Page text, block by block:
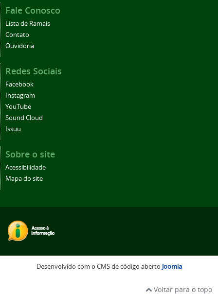
Fale Conosco
Lista de Ramais
Contato
Ouvidoria
Redes Sociais
Facebook
Instagram
YouTube
Sound Cloud
Issuu
Sobre o site
Acessibilidade
Mapa do site
Desenvolvido com o CMS de código aberto Joomla
Voltar para o topo